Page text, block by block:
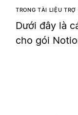
TRONG TÀI LIỆU TRỢ
Dưới đây là
cho gói